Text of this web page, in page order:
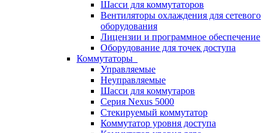
Шасси для коммутаторов
Вентиляторы охлаждения для сетевого
оборудования
Лицензии и программное обеспечение
Оборудование для точек доступа
Коммутаторы
Управляемые
Неуправляемые
Шасси для коммутаров
Серия Nexus 5000
Стекируемый коммутатор
Коммутатор уровня доступа